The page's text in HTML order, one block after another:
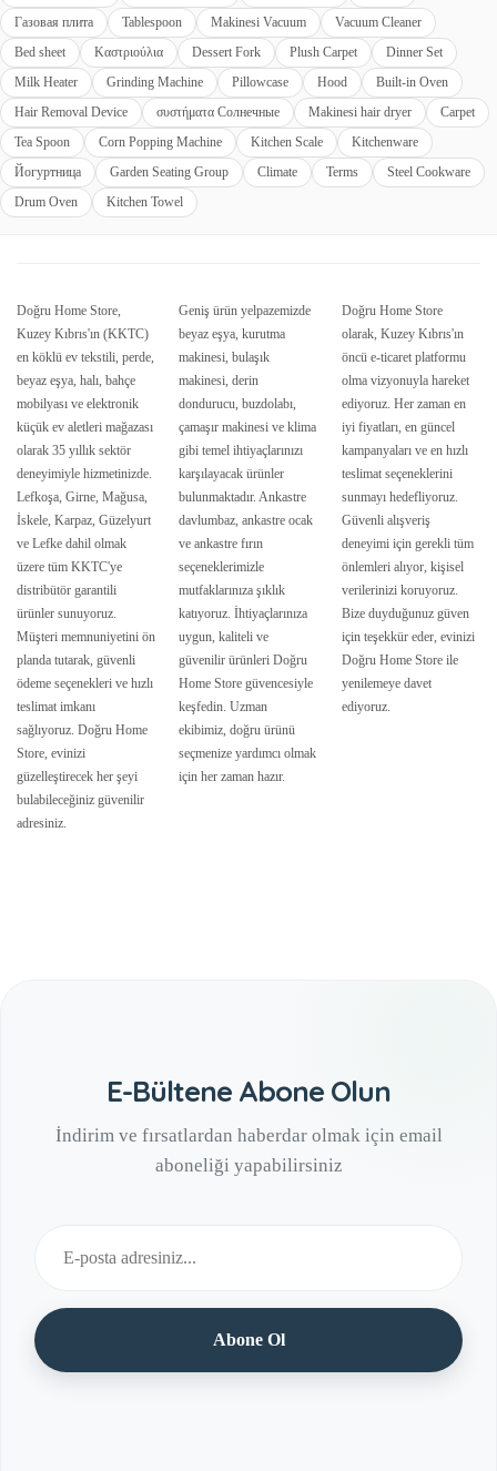
Газовая плита
Tablespoon Makinesi Vacuum
Vacuum Cleaner
Bed sheet
Καστριούλια Dessert Fork Plush Carpet
Dinner Set
Milk Heater
Grinding Machine Pillowcase Hood
Built-in Oven
Hair Removal Device
συστήματα Солнечные Makinesi hair dryer
Carpet
Tea Spoon
Corn Popping Machine Kitchen Scale
Kitchenware
Йогуртница
Garden Seating Group Climate Terms
Steel Cookware
Drum Oven
Kitchen Towel
Doğru Home Store,
Kuzey Kıbrıs'ın (KKTC)
en köklü ev tekstili, perde,
beyaz eşya, halı, bahçe
mobilyası ve elektronik
küçük ev aletleri mağazası
olarak 35 yıllık sektör
deneyimiyle hizmetinizde.
Lefkoşa, Girne, Mağusa,
İskele, Karpaz, Güzelyurt
ve Lefke dahil olmak
üzere tüm KKTC'ye
distribütör garantili
ürünler sunuyoruz.
Müşteri memnuniyetini ön
planda tutarak, güvenli
ödeme seçenekleri ve hızlı
teslimat imkanı
sağlıyoruz. Doğru Home
Store, evinizi
güzelleştirecek her şeyi
bulabileceğiniz güvenilir
adresiniz.
Geniş ürün yelpazemizde
beyaz eşya, kurutma
makinesi, bulaşık
makinesi, derin
dondurucu, buzdolabı,
çamaşır makinesi ve klima
gibi temel ihtiyaçlarınızı
karşılayacak ürünler
bulunmaktadır. Ankastre
davlumbaz, ankastre ocak
ve ankastre fırın
seçeneklerimizle
mutfaklarınıza şıklık
katıyoruz. İhtiyaçlarınıza
uygun, kaliteli ve
güvenilir ürünleri Doğru
Home Store güvencesiyle
keşfedin. Uzman
ekibimiz, doğru ürünü
seçmenize yardımcı olmak
için her zaman hazır.
Doğru Home Store
olarak, Kuzey Kıbrıs'ın
öncü e-ticaret platformu
olma vizyonuyla hareket
ediyoruz. Her zaman en
iyi fiyatları, en güncel
kampanyaları ve en hızlı
teslimat seçeneklerini
sunmayı hedefliyoruz.
Güvenli alışveriş
deneyimi için gerekli tüm
önlemleri alıyor, kişisel
verilerinizi koruyoruz.
Bize duyduğunuz güven
için teşekkür eder, evinizi
Doğru Home Store ile
yenilemeye davet
ediyoruz.
E-Bültene Abone Olun
İndirim ve fırsatlardan haberdar olmak için email
aboneliği yapabilirsiniz
Abone Ol